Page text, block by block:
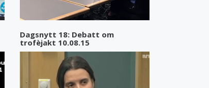
Dagsnytt 18: Debatt om
trofèjakt 10.08.15